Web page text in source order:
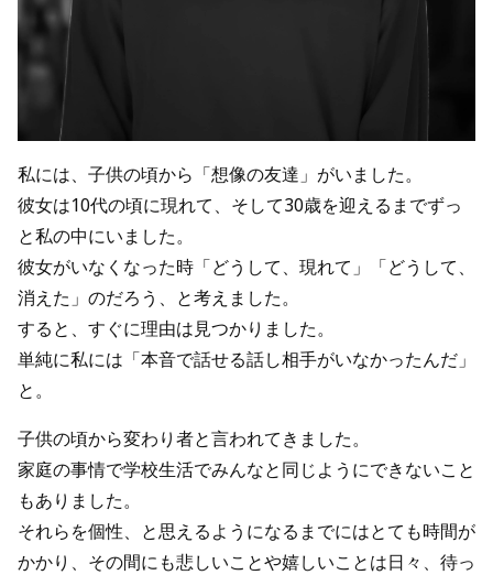
私には、子供の頃から「想像の友達」がいました。
彼女は10代の頃に現れて、そして30歳を迎えるまでずっ
と私の中にいました。
彼女がいなくなった時「どうして、現れて」「どうして、
消えた」のだろう、と考えました。
すると、すぐに理由は見つかりました。
単純に私には「本音で話せる話し相手がいなかったんだ」
と。
子供の頃から変わり者と言われてきました。
家庭の事情で学校生活でみんなと同じようにできないこと
もありました。
それらを個性、と思えるようになるまでにはとても時間が
かかり、その間にも悲しいことや嬉しいことは日々、待っ